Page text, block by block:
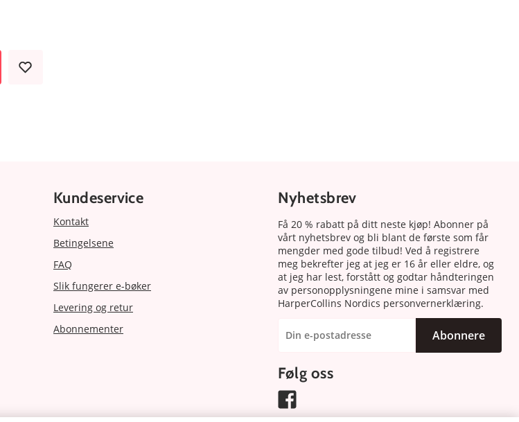
Kundeservice
Kontakt
Betingelsene
FAQ
Slik fungerer e-bøker
Levering og retur
Abonnementer
Nyhetsbrev
Få 20 % rabatt på ditt neste kjøp! Abonner på
vårt nyhetsbrev og bli blant de første som får
mengder med gode tilbud! Ved å registrere
meg bekrefter jeg at jeg er 16 år eller eldre, og
at jeg har lest, forstått og godtar håndteringen
av personopplysningene mine i samsvar med
HarperCollins Nordics personvernerklæring.
Abonnere
Følg oss